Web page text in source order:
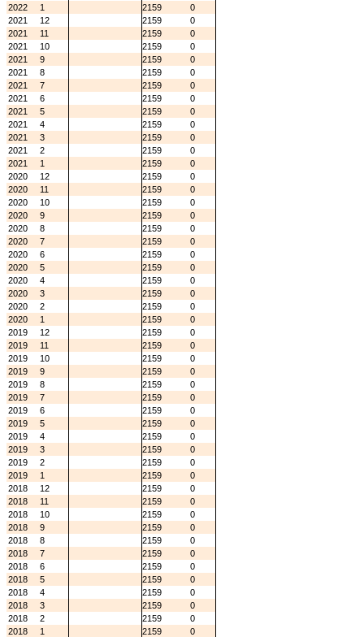
2022
1 2159
0
2021
12 2159
0
2021
11 2159
0
2021
10 2159
0
2021
9 2159
0
2021
8 2159
0
2021
7 2159
0
2021
6 2159
0
2021
5 2159
0
2021
4 2159
0
2021
3 2159
0
2021
2 2159
0
2021
1 2159
0
2020
12 2159
0
2020
11 2159
0
2020
10 2159
0
2020
9 2159
0
2020
8 2159
0
2020
7 2159
0
2020
6 2159
0
2020
5 2159
0
2020
4 2159
0
2020
3 2159
0
2020
2 2159
0
2020
1 2159
0
2019
12 2159
0
2019
11 2159
0
2019
10 2159
0
2019
9 2159
0
2019
8 2159
0
2019
7 2159
0
2019
6 2159
0
2019
5 2159
0
2019
4 2159
0
2019
3 2159
0
2019
2 2159
0
2019
1 2159
0
2018
12 2159
0
2018
11 2159
0
2018
10 2159
0
2018
9 2159
0
2018
8 2159
0
2018
7 2159
0
2018
6 2159
0
2018
5 2159
0
2018
4 2159
0
2018
3 2159
0
2018
2 2159
0
2018
1 2159
0